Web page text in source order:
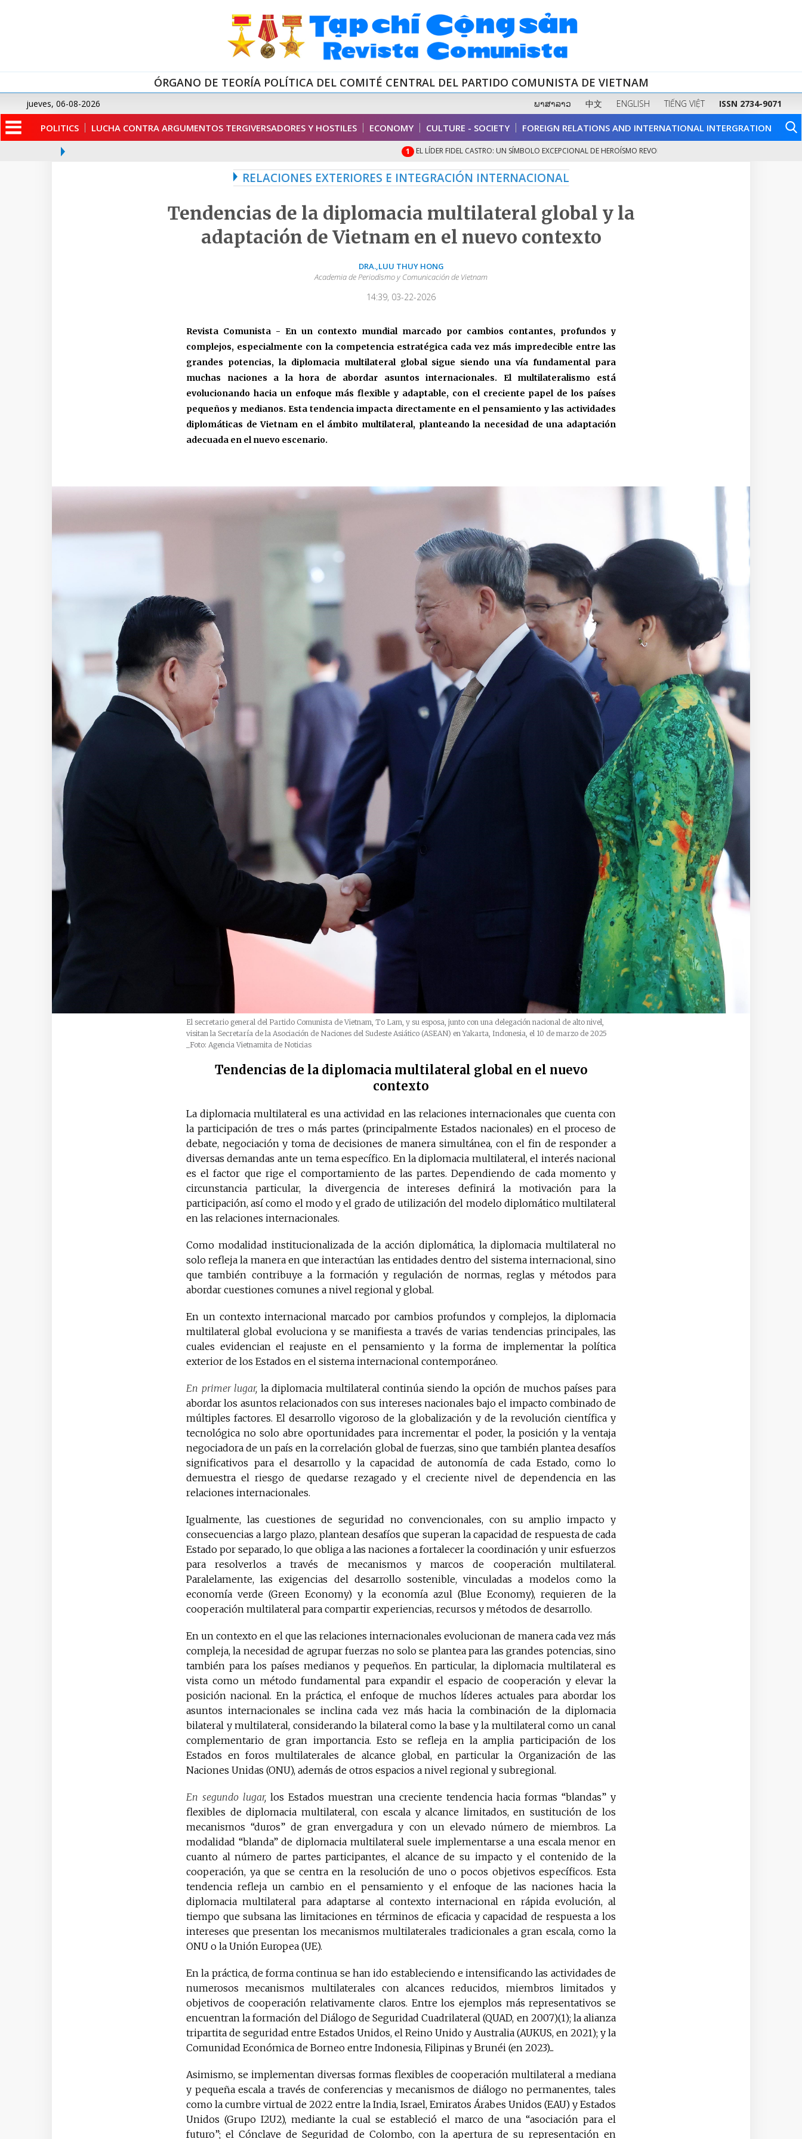
ÓRGANO DE TEORÍA POLÍTICA DEL COMITÉ CENTRAL DEL PARTIDO COMUNISTA DE VIETNAM
jueves, 06-08-2026 ພາສາລາວ 中文 ENGLISH TIẾNG VIỆT ISSN 2734-9071
POLITICS LUCHA CONTRA ARGUMENTOS TERGIVERSADORES Y HOSTILES ECONOMY CULTURE - SOCIETY FOREIGN RELATIONS AND INTERNATIONAL INTERGRATION
EL LÍDER FIDEL CASTRO: UN SÍMBOLO EXCEPCIONAL DE HEROÍSMO REVOLUCIONARIO Y DE...
RELACIONES EXTERIORES E INTEGRACIÓN INTERNACIONAL
Tendencias de la diplomacia multilateral global y la
adaptación de Vietnam en el nuevo contexto
DRA.,LUU THUY HONG
Academia de Periodismo y Comunicación de Vietnam
14:39, 03-22-2026
Revista Comunista - En un contexto mundial marcado por cambios contantes, profundos y
complejos, especialmente con la competencia estratégica cada vez más impredecible entre las
grandes potencias, la diplomacia multilateral global sigue siendo una vía fundamental para
muchas naciones a la hora de abordar asuntos internacionales. El multilateralismo está
evolucionando hacia un enfoque más flexible y adaptable, con el creciente papel de los países
pequeños y medianos. Esta tendencia impacta directamente en el pensamiento y las actividades
diplomáticas de Vietnam en el ámbito multilateral, planteando la necesidad de una adaptación
adecuada en el nuevo escenario.
El secretario general del Partido Comunista de Vietnam, To Lam, y su esposa, junto con una delegación nacional de alto nivel,
visitan la Secretaría de la Asociación de Naciones del Sudeste Asiático (ASEAN) en Yakarta, Indonesia, el 10 de marzo de 2025
_Foto: Agencia Vietnamita de Noticias
Tendencias de la diplomacia multilateral global en el nuevo
contexto
La diplomacia multilateral es una actividad en las relaciones internacionales que cuenta con
la participación de tres o más partes (principalmente Estados nacionales) en el proceso de
debate, negociación y toma de decisiones de manera simultánea, con el fin de responder a
diversas demandas ante un tema específico. En la diplomacia multilateral, el interés nacional
es el factor que rige el comportamiento de las partes. Dependiendo de cada momento y
circunstancia particular, la divergencia de intereses definirá la motivación para la
participación, así como el modo y el grado de utilización del modelo diplomático multilateral
en las relaciones internacionales.
Como modalidad institucionalizada de la acción diplomática, la diplomacia multilateral no
solo refleja la manera en que interactúan las entidades dentro del sistema internacional, sino
que también contribuye a la formación y regulación de normas, reglas y métodos para
abordar cuestiones comunes a nivel regional y global.
En un contexto internacional marcado por cambios profundos y complejos, la diplomacia
multilateral global evoluciona y se manifiesta a través de varias tendencias principales, las
cuales evidencian el reajuste en el pensamiento y la forma de implementar la política
exterior de los Estados en el sistema internacional contemporáneo.
En primer lugar, la diplomacia multilateral continúa siendo la opción de muchos países para
abordar los asuntos relacionados con sus intereses nacionales bajo el impacto combinado de
múltiples factores. El desarrollo vigoroso de la globalización y de la revolución científica y
tecnológica no solo abre oportunidades para incrementar el poder, la posición y la ventaja
negociadora de un país en la correlación global de fuerzas, sino que también plantea desafíos
significativos para el desarrollo y la capacidad de autonomía de cada Estado, como lo
demuestra el riesgo de quedarse rezagado y el creciente nivel de dependencia en las
relaciones internacionales.
Igualmente, las cuestiones de seguridad no convencionales, con su amplio impacto y
consecuencias a largo plazo, plantean desafíos que superan la capacidad de respuesta de cada
Estado por separado, lo que obliga a las naciones a fortalecer la coordinación y unir esfuerzos
para resolverlos a través de mecanismos y marcos de cooperación multilateral.
Paralelamente, las exigencias del desarrollo sostenible, vinculadas a modelos como la
economía verde (Green Economy) y la economía azul (Blue Economy), requieren de la
cooperación multilateral para compartir experiencias, recursos y métodos de desarrollo.
En un contexto en el que las relaciones internacionales evolucionan de manera cada vez más
compleja, la necesidad de agrupar fuerzas no solo se plantea para las grandes potencias, sino
también para los países medianos y pequeños. En particular, la diplomacia multilateral es
vista como un método fundamental para expandir el espacio de cooperación y elevar la
posición nacional. En la práctica, el enfoque de muchos líderes actuales para abordar los
asuntos internacionales se inclina cada vez más hacia la combinación de la diplomacia
bilateral y multilateral, considerando la bilateral como la base y la multilateral como un canal
complementario de gran importancia. Esto se refleja en la amplia participación de los
Estados en foros multilaterales de alcance global, en particular la Organización de las
Naciones Unidas (ONU), además de otros espacios a nivel regional y subregional.
En segundo lugar, los Estados muestran una creciente tendencia hacia formas “blandas” y
flexibles de diplomacia multilateral, con escala y alcance limitados, en sustitución de los
mecanismos “duros” de gran envergadura y con un elevado número de miembros. La
modalidad “blanda” de diplomacia multilateral suele implementarse a una escala menor en
cuanto al número de partes participantes, el alcance de su impacto y el contenido de la
cooperación, ya que se centra en la resolución de uno o pocos objetivos específicos. Esta
tendencia refleja un cambio en el pensamiento y el enfoque de las naciones hacia la
diplomacia multilateral para adaptarse al contexto internacional en rápida evolución, al
tiempo que subsana las limitaciones en términos de eficacia y capacidad de respuesta a los
intereses que presentan los mecanismos multilaterales tradicionales a gran escala, como la
ONU o la Unión Europea (UE).
En la práctica, de forma continua se han ido estableciendo e intensificando las actividades de
numerosos mecanismos multilaterales con alcances reducidos, miembros limitados y
objetivos de cooperación relativamente claros. Entre los ejemplos más representativos se
encuentran la formación del Diálogo de Seguridad Cuadrilateral (QUAD, en 2007)(1); la alianza
tripartita de seguridad entre Estados Unidos, el Reino Unido y Australia (AUKUS, en 2021); y la
Comunidad Económica de Borneo entre Indonesia, Filipinas y Brunéi (en 2023)...
Asimismo, se implementan diversas formas flexibles de cooperación multilateral a mediana
y pequeña escala a través de conferencias y mecanismos de diálogo no permanentes, tales
como la cumbre virtual de 2022 entre la India, Israel, Emiratos Árabes Unidos (EAU) y Estados
Unidos (Grupo I2U2), mediante la cual se estableció el marco de una “asociación para el
futuro”; el Cónclave de Seguridad de Colombo, con la apertura de su representación en